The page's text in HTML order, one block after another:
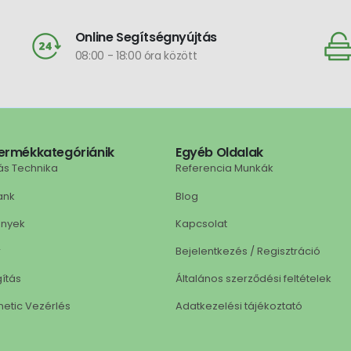
Online Segítségnyújtás
08:00 - 18:00 óra között
Technika
Vezérlés
Egyéb Oldalak
Referencia Munkák
Blog
Kapcsolat
Bejelentkezés / Regisztráció
Általános szerződési feltételek
Adatkezelési tájékoztató